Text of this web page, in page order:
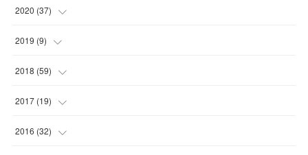
(32
(
(1
(
(5
( )
(2
2020 (37)
( )
(8
(21
(1
2019 (9)
(9
2018 (59)
(1
(10 )
2017 (19)
(2
2016 (32)